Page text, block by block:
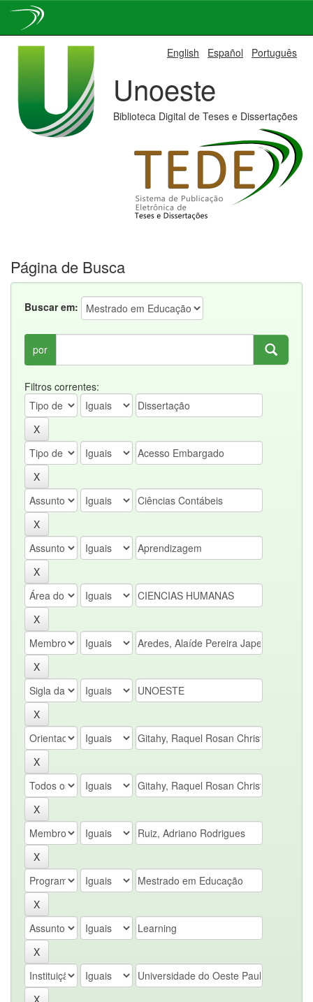
English Español Português
Unoeste
Biblioteca Digital de Teses e Dissertações
Página de Busca
Buscar em:
por
Filtros correntes: